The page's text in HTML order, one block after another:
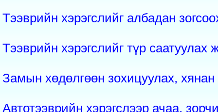
Тээврийн хэрэгслийг албадан
Тээврийн хэрэгслийг түр саатуулах
Замын хөдөлгөөн зохицуулах,
Автотээврийн хэрэгслээр ачаа,